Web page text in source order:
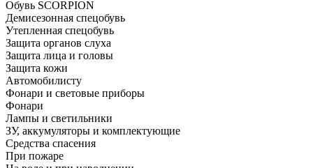
Обувь SCORPION
Демисезонная спецобувь
Утепленная спецобувь
Защита органов слуха
Защита лица и головы
Защита кожи
Автомобилисту
Фонари и световые приборы
Фонари
Лампы и светильники
ЗУ, аккумуляторы и комплектующие
Средства спасения
При пожаре